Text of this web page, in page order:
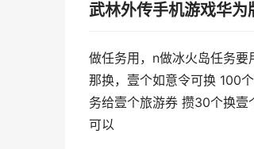
武林外传手机游戏华为
做任务用，n做冰火岛任务
那换，壹个如意令可换 100
务给壹个旅游券 攒30个换壹
可以